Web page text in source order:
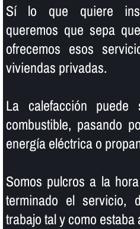
Sí­ lo que quiere
queremos que sepa
ofrecemos esos
viviendas privadas.
La calefacción
combustible, pasando
energí­a eléctrica o
Somos pulcros a la
terminado el servicio,
trabajo tal y como estaba